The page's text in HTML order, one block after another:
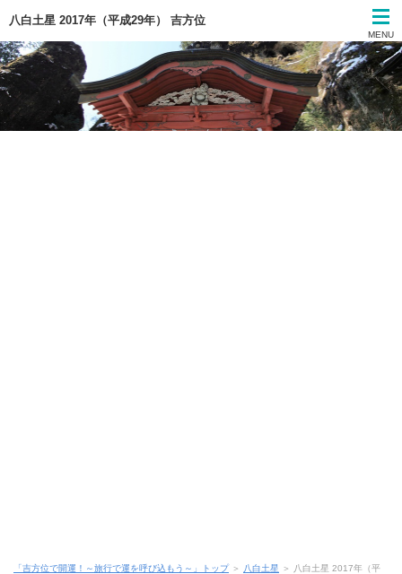
八白土星 2017年（平成29年） 吉方位
MENU
「吉方位で開運！～旅行で運を呼び込もう～」トップ＞ 八白土星 ＞ 八白土星 2017年（平